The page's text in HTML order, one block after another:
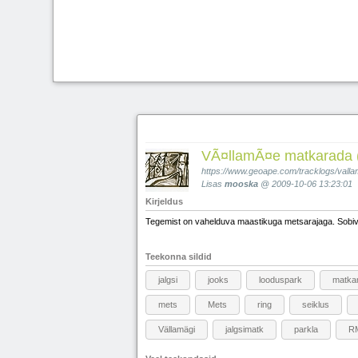
VÃ¤llamÃ¤e matkarada
https://www.geoape.com/tracklogs/
Lisas mooska @ 2009-10-06 13:23:01
Kirjeldus
Tegemist on vahelduva maastikuga metsarajaga.
Teekonna sildid
jalgsi jooks looduspark
mets Mets ring seiklus
Vällamägi jalgsimatk parkla